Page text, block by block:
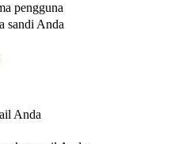
pengguna
sandi Anda
Anda